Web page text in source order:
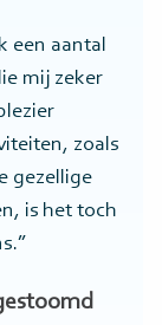
een aantal
mij zeker
zoals
gezellige
is het toch